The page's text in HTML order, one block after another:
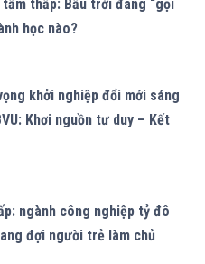
tầm thấp: Bầu trời đang “gọi
học nào?
khởi nghiệp đổi mới sáng
Khơi nguồn tư duy – Kết
ngành công nghiệp tỷ đô
đợi người trẻ làm chủ